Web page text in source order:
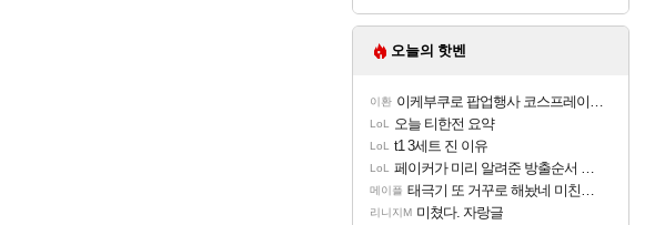
오늘의 핫벤
이환 이케부쿠로 팝업행사 코스프레이어들!!
LoL 오늘 티한전 요약
LoL t1 3세트 진 이유
LoL 페이커가 미리 알려준 방출순서 ㄷㄷㄷㄷ
메이플 태극기 또 거꾸로 해놨네 미친것들 ㅋㅋㅋ
리니지M 미쳤다. 자랑글